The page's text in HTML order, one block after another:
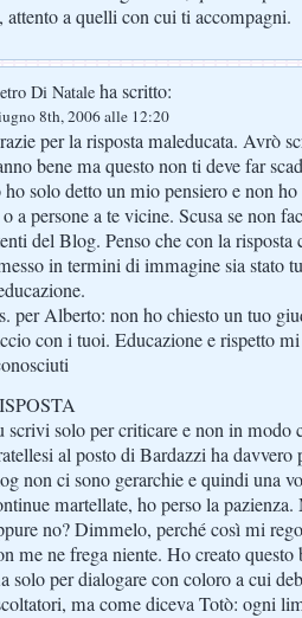
attento a quelli con cui ti accompagni.
Di Natale ha scritto:
8th, 2006 alle 12:20
per la risposta maleducata. Avrò
bene ma questo non ti deve far
ho solo detto un mio pensiero e non
a persone a te vicine. Scusa se non
del Blog. Penso che con la risposta
in termini di immagine sia stato
per Alberto: non ho chiesto un tuo
con i tuoi. Educazione e rispetto
scrivi solo per criticare e non in modo
al posto di Bardazzi ha davvero
non ci sono gerarchie e quindi una
martellate, ho perso la
no? Dimmelo, perché così mi
me ne frega niente. Ho creato
solo per dialogare con coloro a cui
ma come diceva Totò: ogni